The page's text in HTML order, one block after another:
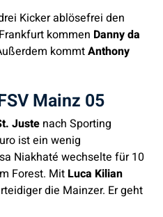
Kicker ablösefrei den
kommen Danny da
kommtAnthony
Mainz 05
Juste nach Sporting
ist ein wenig
Niakhaté wechselte für 10
Forest. Mit Luca Kilian
die Mainzer. Er geht